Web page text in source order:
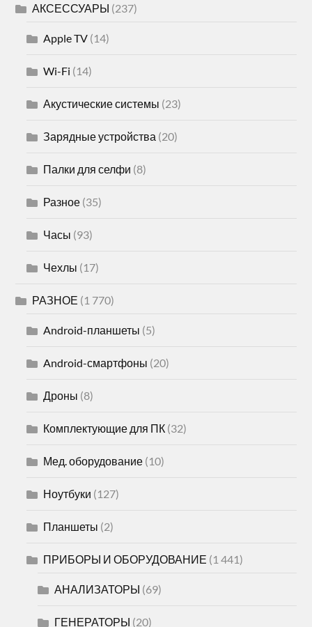
АКСЕССУАРЫ (237)
Apple TV (14)
Wi-Fi (14)
Акустические системы (23)
Зарядные устройства (20)
Палки для селфи (8)
Разное (35)
Часы (93)
Чехлы (17)
РАЗНОЕ (1 770)
Android-планшеты (5)
Android-смартфоны (20)
Дроны (8)
Комплектующие для ПК (32)
Мед. оборудование (10)
Ноутбуки (127)
Планшеты (2)
ПРИБОРЫ И ОБОРУДОВАНИЕ (1 441)
АНАЛИЗАТОРЫ (69)
ГЕНЕРАТОРЫ (20)